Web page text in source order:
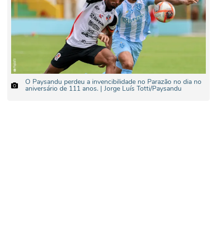
O Paysandu perdeu a invencibilidade no Parazão no dia no
aniversário de 111 anos. | Jorge Luís Totti/Paysandu